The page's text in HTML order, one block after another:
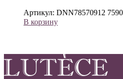
Артикул: DNN78570912 7590
В корзину